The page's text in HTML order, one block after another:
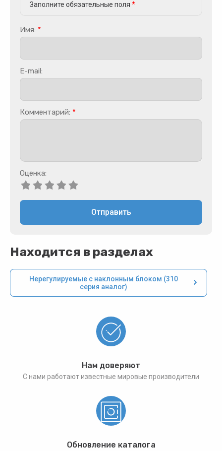
Заполните обязательные поля *
Имя: *
E-mail:
Комментарий: *
Оценка:
Отправить
Находится в разделах
Нерегулируемые с наклонным блоком (310
серия аналог)
Нам доверяют
С нами работают известные мировые производители
Обновление каталога